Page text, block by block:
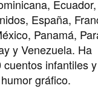
España,
Panamá,
y Venezuela. Ha
infantiles
gráfico.